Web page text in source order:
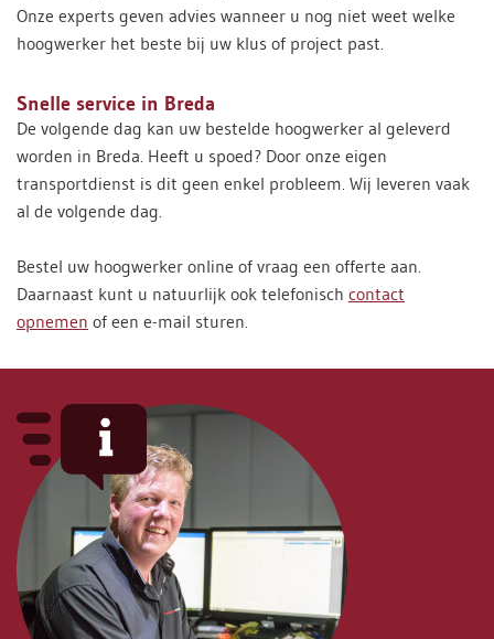
Onze experts geven advies wanneer u nog niet weet welke
hoogwerker het beste bij uw klus of project past.
Snelle service in Breda
De volgende dag kan uw bestelde hoogwerker al geleverd
worden in Breda. Heeft u spoed? Door onze eigen
transportdienst is dit geen enkel probleem. Wij leveren vaak
al de volgende dag.
Bestel uw hoogwerker online of vraag een offerte aan.
Daarnaast kunt u natuurlijk ook telefonisch contact
opnemen of een e-mail sturen.